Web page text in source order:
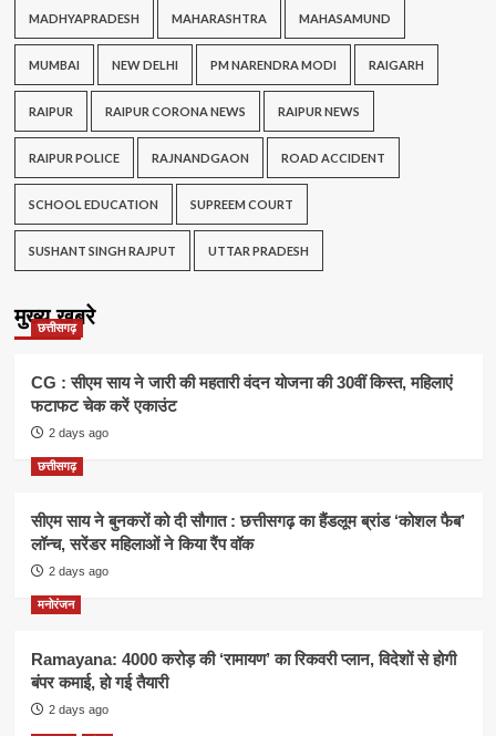
MADHYAPRADESH MAHARASHTRA MAHASAMUND
MUMBAI NEW DELHI PM NARENDRA MODI RAIGARH
RAIPUR RAIPUR CORONA NEWS RAIPUR NEWS
RAIPUR POLICE RAJNANDGAON ROAD ACCIDENT
SCHOOL EDUCATION SUPREEM COURT
SUSHANT SINGH RAJPUT UTTAR PRADESH
मुख्य खबरे
छत्तीसगढ़
CG : सीएम साय ने जारी की महतारी वंदन योजना की 30वीं किस्त, महिलाएं
फटाफट चेक करें एकाउंट
2 days ago
छत्तीसगढ़
सीएम साय ने बुनकरों को दी सौगात : छत्तीसगढ़ का हैंडलूम ब्रांड ‘कोशल फैब’
लॉन्च, सरेंडर महिलाओं ने किया रैंप वॉक
2 days ago
मनोरंजन
Ramayana: 4000 करोड़ की ‘रामायण’ का रिकवरी प्लान, विदेशों से होगी
बंपर कमाई, हो गई तैयारी
2 days ago